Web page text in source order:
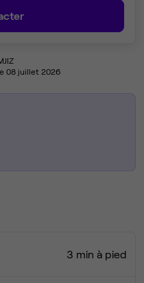
08 juillet 2026
3 min à pied